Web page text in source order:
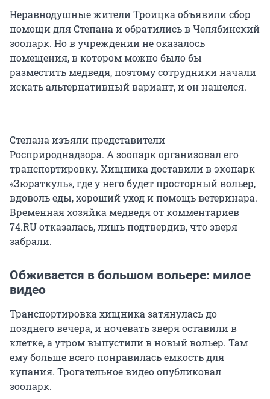
Неравнодушные жители Троицка объявили сбор
помощи для Степана и обратились в Челябинский
зоопарк. Но в учреждении не оказалось
помещения, в котором можно было бы
разместить медведя, поэтому сотрудники начали
искать альтернативный вариант, и он нашелся.
Степана изъяли представители
Росприроднадзора. А зоопарк организовал его
транспортировку. Хищника доставили в экопарк
«Зюраткуль», где у него будет просторный вольер,
вдоволь еды, хороший уход и помощь ветеринара.
Временная хозяйка медведя от комментариев
74.RU отказалась, лишь подтвердив, что зверя
забрали.
Обживается в большом вольере: милое
видео
Транспортировка хищника затянулась до
позднего вечера, и ночевать зверя оставили в
клетке, а утром выпустили в новый вольер. Там
ему больше всего понравилась емкость для
купания. Трогательное видео опубликовал
зоопарк.